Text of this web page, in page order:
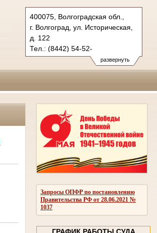
развернуть
400075, Волгоградская обл.,
г. Волгоград, ул. Историческая,
д. 122
Тел.: (8442) 54-52-
04 (приемная, факс)
dser.vol@sudrf.ru
Запросы ОПФР по постановлению
Правительства РФ от 28.06.2021 №
1037